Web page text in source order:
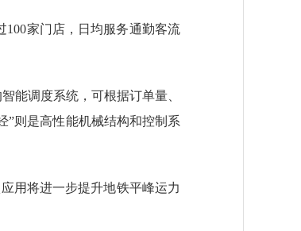
家门店，日均服务通勤客流
调度系统，可根据订单量、
”则是高性能机械结构和控制系
用将进一步提升地铁平峰运力